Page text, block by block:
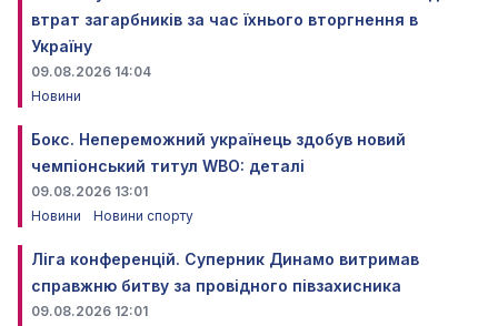
втрат загарбників за час їхнього вторгнення в
Україну
09.08.2026 14:04
Новини
Бокс. Непереможний українець здобув новий
чемпіонський титул WBO: деталі
09.08.2026 13:01
Новини
Новини спорту
Ліга конференцій. Суперник Динамо витримав
справжню битву за провідного півзахисника
09.08.2026 12:01